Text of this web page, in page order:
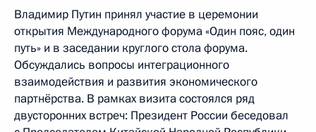
Владимир Путин принял участие в церемонии
открытия Международного форума «Один пояс, один
путь» и в заседании круглого стола форума.
Обсуждались вопросы интеграционного
взаимодействия и развития экономического
партнёрства. В рамках визита состоялся ряд
двусторонних встреч: Президент России беседовал